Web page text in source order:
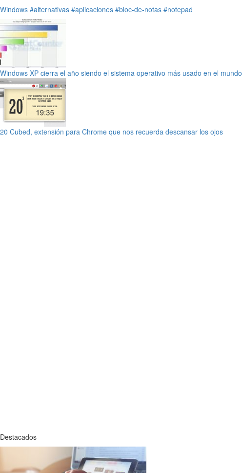
Windows #alternativas #aplicaciones #bloc-de-notas #notepad
Windows XP cierra el año siendo el sistema operativo más usado en el mundo
20 Cubed, extensión para Chrome que nos recuerda descansar los ojos
Destacados